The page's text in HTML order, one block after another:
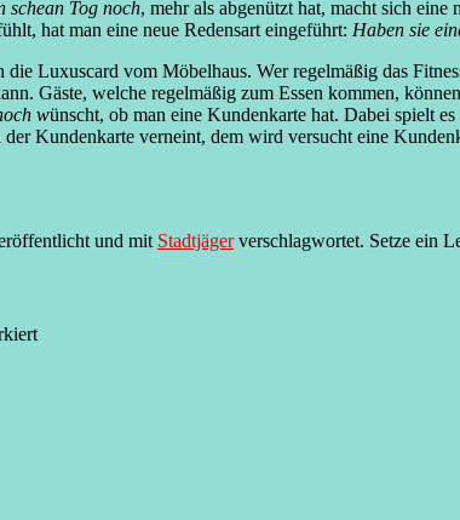
schean Tog noch, mehr als abgenützt hat, macht sich
hat man eine neue Redensart eingeführt: Haben sie
Luxuscard vom Möbelhaus. Wer regelmäßig das
Gäste, welche regelmäßig zum Essen kommen,
wünscht, ob man eine Kundenkarte hat. Dabei spielt
Kundenkarte verneint, dem wird versucht eine
und mit Stadtjägerverschlagwortet. Setze ein